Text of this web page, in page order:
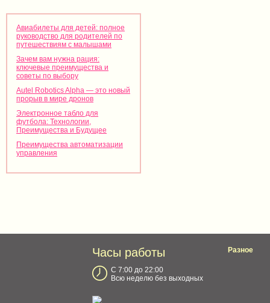
Авиабилеты для детей: полное
руководство для родителей по
путешествиям с малышами
Зачем вам нужна рация:
ключевые преимущества и
советы по выбору
Autel Robotics Alpha — это новый
прорыв в мире дронов
Электронное табло для
футбола: Технологии,
Преимущества и Будущее
Преимущества автоматизации
управления
Часы работы
С 7:00 до 22:00
Всю неделю без выходных
Разное